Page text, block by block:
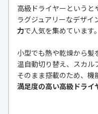
高級ドライヤーというと
ラグジュアリーなデザイ
力で人気を集めています。
小型でも熱や乾燥から
温自動切り替え、スカ
そのまま搭載のため、機
満足度の高い高級ドライ